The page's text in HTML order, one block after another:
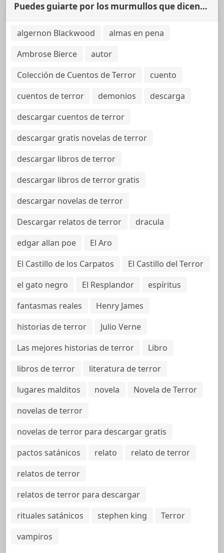
Puedes guiarte por los murmullos que dicen…
algernon Blackwood
almas en pena
Ambrose Bierce
autor
Colección de Cuentos de Terror
cuento
cuentos de terror
demonios
descarga
descargar cuentos de terror
descargar gratis novelas de terror
descargar libros de terror
descargar libros de terror gratis
descargar novelas de terror
Descargar relatos de terror
dracula
edgar allan poe
El Aro
El Castillo de los Carpatos
El Castillo del Terror
el gato negro
El Resplandor
espíritus
fantasmas reales
Henry James
historias de terror
Julio Verne
Las mejores historias de terror
Libro
libros de terror
literatura de terror
lugares malditos
novela
Novela de Terror
novelas de terror
novelas de terror para descargar gratis
pactos satánicos
relato
relato de terror
relatos de terror
relatos de terror para descargar
rituales satánicos
stephen king
Terror
vampiros